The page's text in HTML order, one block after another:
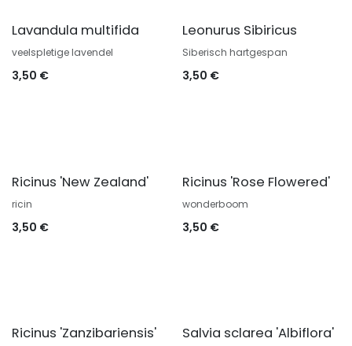
Lavandula multifida
veelspletige lavendel
3,50 €
Leonurus Sibiricus
Siberisch hartgespan
3,50 €
Ricinus 'New Zealand'
ricin
3,50 €
Ricinus 'Rose Flowered'
wonderboom
3,50 €
Ricinus 'Zanzibariensis' Salvia sclarea 'Albiflora'